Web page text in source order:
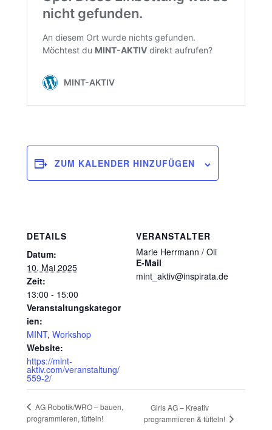
ZUM KALENDER HINZUFÜGEN
DETAILS
Datum:
10. Mai 2025
Zeit:
13:00 - 15:00
Veranstaltungskategor
ien:
MINT, Workshop
Website:
https://mint-
aktiv.com/veranstaltung/
559-2/
VERANSTALTER
Marie Herrmann / Oli
E-Mail
mint_aktiv@inspirata.de
AG Robotik/WRO – bauen,
programmieren, tüfteln!
Girls AG – Kreativ
programmieren & tüfteln!